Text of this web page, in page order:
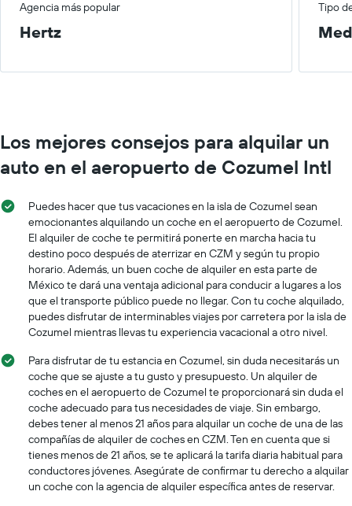
Agencia más popular Tipo
Hertz
Los mejores consejos para alquilar un
auto en el aeropuerto de Cozumel Intl
Puedes hacer que tus vacaciones en la isla de Cozumel sean
emocionantes alquilando un coche en el aeropuerto de Cozumel.
El alquiler de coche te permitirá ponerte en marcha hacia tu
destino poco después de aterrizar en CZM y según tu propio
horario. Además, un buen coche de alquiler en esta parte de
México te dará una ventaja adicional para conducir a lugares a los
que el transporte público puede no llegar. Con tu coche alquilado,
puedes disfrutar de interminables viajes por carretera por la isla de
Cozumel mientras llevas tu experiencia vacacional a otro nivel.
Para disfrutar de tu estancia en Cozumel, sin duda necesitarás un
coche que se ajuste a tu gusto y presupuesto. Un alquiler de
coches en el aeropuerto de Cozumel te proporcionará sin duda el
coche adecuado para tus necesidades de viaje. Sin embargo,
debes tener al menos 21 años para alquilar un coche de una de las
compañías de alquiler de coches en CZM. Ten en cuenta que si
tienes menos de 21 años, se te aplicará la tarifa diaria habitual para
conductores jóvenes. Asegúrate de confirmar tu derecho a alquilar
un coche con la agencia de alquiler específica antes de reservar.